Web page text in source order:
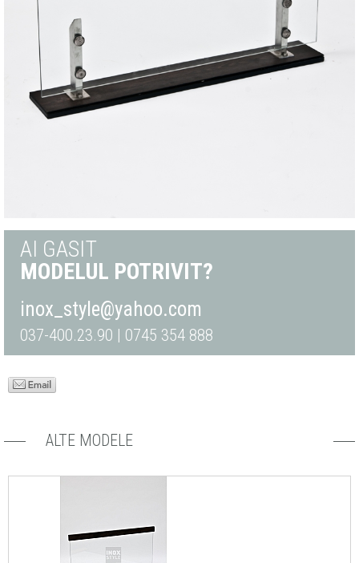
AI GASIT
MODELUL POTRIVIT?
inox_style@yahoo.com
037-400.23.90 | 0745 354 888
ALTE MODELE